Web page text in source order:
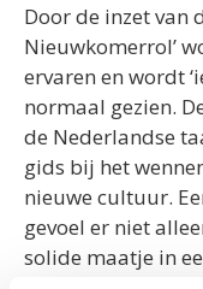
Door de inzet van
Nieuwkomerrol’
ervaren en wordt
normaal gezien.
de Nederlandse
gids bij het
nieuwe cultuur.
gevoel er niet
solide maatje in